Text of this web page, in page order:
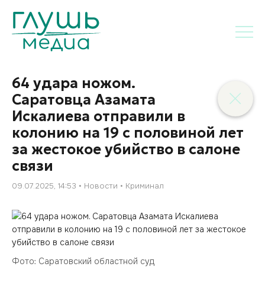
64 удара ножом.
Саратовца Азамата
Искалиева отправили в
колонию на 19 с половиной лет
за жестокое убийство в салоне
связи
09.07.2025, 14:53 Новости Криминал
Фото: Саратовский областной суд